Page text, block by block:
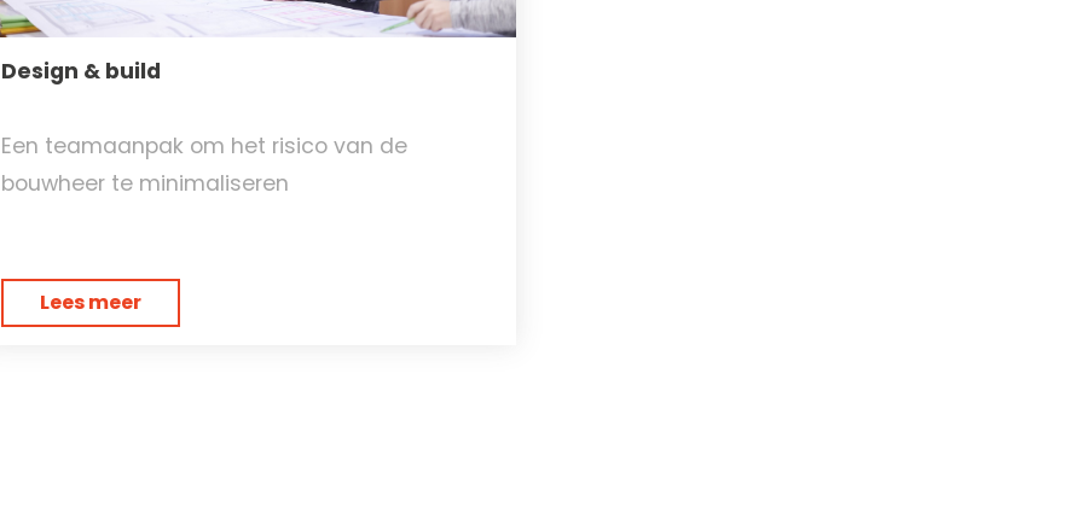
Design & build
Een teamaanpak om het risico van de
bouwheer te minimaliseren
Lees meer